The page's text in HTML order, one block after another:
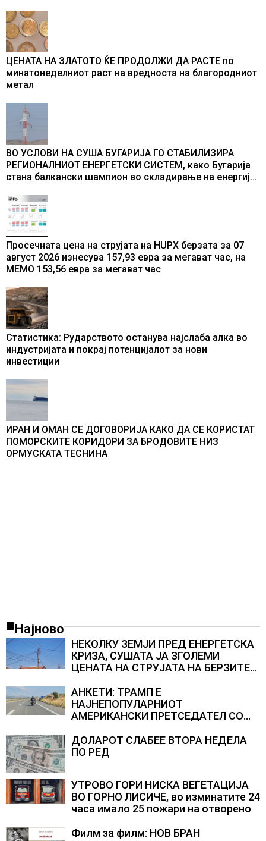
промени текот на историјата
ЦЕНАТА НА ЗЛАТОТО ЌЕ ПРОДОЛЖИ ДА РАСТЕ по
минатонеделниот раст на вредноста на благородниот
метал
ВО УСЛОВИ НА СУША БУГАРИЈА ГО СТАБИЛИЗИРА
РЕГИОНАЛНИОТ ЕНЕРГЕТСКИ СИСТЕМ, како Бугарија
стана балкански шампион во складирање на енергија
Просечната цена на струјата на HUPX берзата за 07
август 2026 изнесува 157,93 евра за мегават час, на
МЕМО 153,56 евра за мегават час
Статистика: Рударството останува најслаба алка во
индустријата и покрај потенцијалот за нови
инвестиции
ИРАН И ОМАН СЕ ДОГОВОРИЈА КАКО ДА СЕ КОРИСТАТ
ПОМОРСКИТЕ КОРИДОРИ ЗА БРОДОВИТЕ НИЗ
ОРМУСКАТА ТЕСНИНА
Најново
НЕКОЛКУ ЗЕМЈИ ПРЕД ЕНЕРГЕТСКА
КРИЗА, СУШАТА ЈА ЗГОЛЕМИ
ЦЕНАТА НА СТРУЈАТА НА БЕРЗИТЕ
АНКЕТИ: ТРАМП Е
НАЈНЕПОПУЛАРНИОТ
АМЕРИКАНСКИ ПРЕТСЕДАТЕЛ СО
резултатите од последните анкети
ДОЛАРОТ СЛАБЕЕ ВТОРА НЕДЕЛА
ПО РЕД
УТРОВО ГОРИ НИСКА ВЕГЕТАЦИЈА
ВО ГОРНО ЛИСИЧЕ, во изминатите 24
часа имало 25 пожари на отворено
Филм за филм: НОВ БРАН